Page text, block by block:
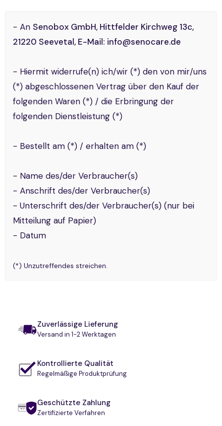
- An Senobox GmbH, Hittfelder Kirchweg 13c,
21220 Seevetal, E-Mail: info@senocare.de
- Hiermit widerrufe(n) ich/wir (*) den von mir/uns
(*) abgeschlossenen Vertrag über den Kauf der
folgenden Waren (*) / die Erbringung der
folgenden Dienstleistung (*)
- Bestellt am (*) / erhalten am (*)
- Name des/der Verbraucher(s)
- Anschrift des/der Verbraucher(s)
- Unterschrift des/der Verbraucher(s) (nur bei
Mitteilung auf Papier)
- Datum
(*) Unzutreffendes streichen.
Zuverlässige Lieferung
Versand in 1-2 Werktagen
Kontrollierte Qualität
Regelmäßige Produktprüfung
Geschützte Zahlung
Zertifizierte Verfahren